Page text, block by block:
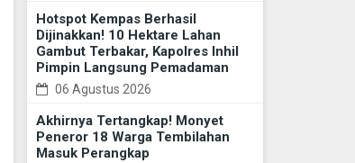
Hotspot Kempas Berhasil
Dijinakkan! 10 Hektare Lahan
Gambut Terbakar, Kapolres Inhil
Pimpin Langsung Pemadaman
06 Agustus 2026
Akhirnya Tertangkap! Monyet
Peneror 18 Warga Tembilahan
Masuk Perangkap